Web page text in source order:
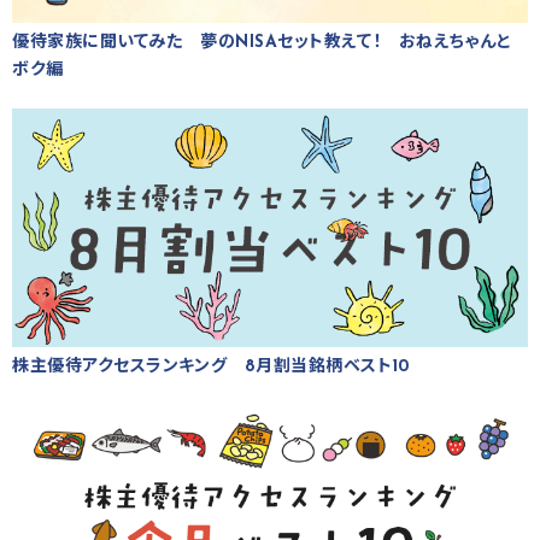
優待家族に聞いてみた 夢のNISAセット教えて！ おねえちゃんと
ボク編
株主優待アクセスランキング 8月割当銘柄ベスト10